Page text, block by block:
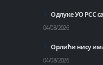
Одлуке УО РСС
04/08/2026
Орлићи нису
04/08/2026